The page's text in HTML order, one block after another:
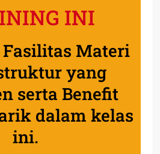
INI
Materi
yang
serta Benefit
dalam kelas
ini.